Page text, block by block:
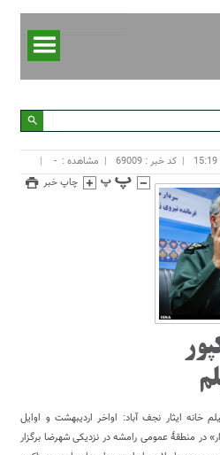
کد خبر : 69009 مشاهده : -
چاپ خبر
محمد پاکپور در خرداد79+فیلم خانه ایثار نجف آباد: اواخر اردیبهشت و اوایل
کرار» در منطقۀ عمومی رامشه در نزدیکی شهرضا برگزار